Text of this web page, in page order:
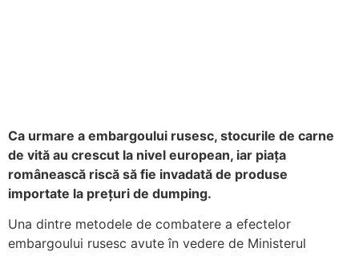
Ca urmare a embargoului rusesc, stocurile de carne
de vită au crescut la nivel european, iar piața
românească riscă să fie invadată de produse
importate la prețuri de dumping.
Una dintre metodele de combatere a efectelor
embargoului rusesc avute în vedere de Ministerul